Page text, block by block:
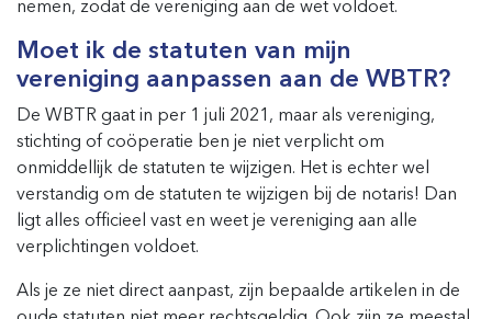
nemen, zodat de vereniging aan de wet voldoet.
Moet ik de statuten van mijn
vereniging aanpassen aan de WBTR?
De WBTR gaat in per 1 juli 2021, maar als vereniging,
stichting of coöperatie ben je niet verplicht om
onmiddellijk de statuten te wijzigen. Het is echter wel
verstandig om de statuten te wijzigen bij de notaris! Dan
ligt alles officieel vast en weet je vereniging aan alle
verplichtingen voldoet.
Als je ze niet direct aanpast, zijn bepaalde artikelen in de